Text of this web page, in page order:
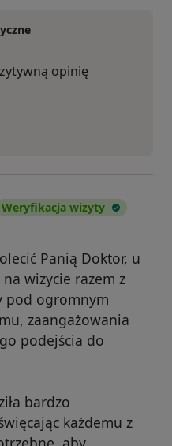
opinię
Weryfikacja wizyty
Panią Doktor, u
wizycie razem z
pod ogromnym
zaangażowania
podejścia do
bardzo
każdemu z